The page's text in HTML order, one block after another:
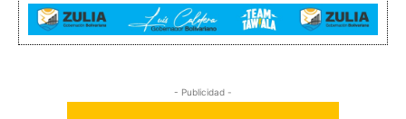
- Publicidad -